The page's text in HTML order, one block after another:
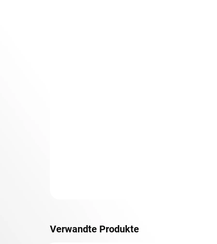
Verwandte Produkte